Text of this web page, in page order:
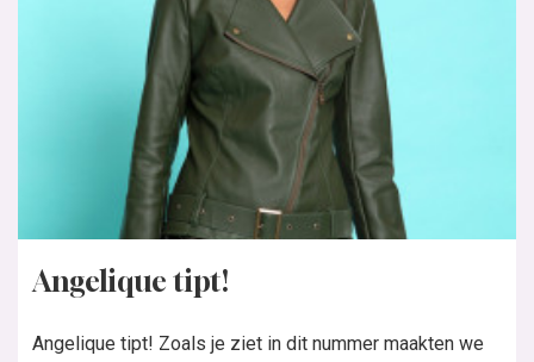
Angelique tipt!
Angelique tipt! Zoals je ziet in dit nummer maakten we